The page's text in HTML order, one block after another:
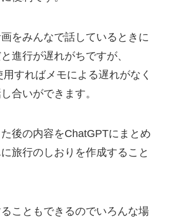
をみんなで話しているときに
進行が遅れがちですが、
すればメモによる遅れがなく
合いができます。
後の内容をChatGPTにまとめ
旅行のしおりを作成すること
こともできるのでいろんな場